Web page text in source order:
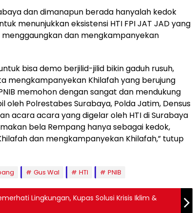
dan dimanapun berada hanyalah kedok
menunjukkan eksistensi HTI FPI JAT JAD yang
dan mengkampanyekan
bisa demo berjilid-jilid bikin gaduh rusuh,
mengkampanyekan Khilafah yang berujung
memohon dengan sangat dan mendukung
oleh Polrestabes Surabaya, Polda Jatim, Densus
acara acara yang digelar oleh HTI di Surabaya
bela Rempang hanya sebagai kedok,
dan mengkampanyekan Khilafah,” tutup
Gus Wal HTI PNIB
Lingkungan, Kupas Solusi Krisis Iklim &